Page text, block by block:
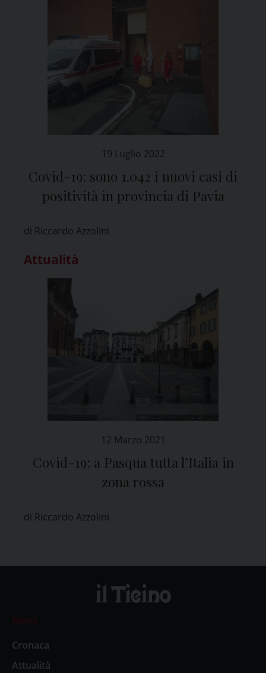
19 Luglio 2022
Covid-19: sono 1.042 i nuovi casi di
positività in provincia di Pavia
di Riccardo Azzolini
Attualità
12 Marzo 2021
Covid-19: a Pasqua tutta l’Italia in
zona rossa
di Riccardo Azzolini
News
Cronaca
Attualità